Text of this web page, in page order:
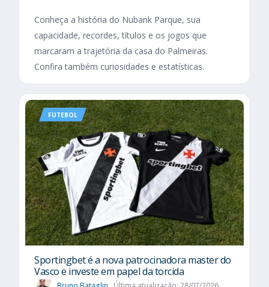
Conheça a história do Nubank Parque, sua
capacidade, recordes, títulos e os jogos que
marcaram a trajetória da casa do Palmeiras.
Confira também curiosidades e estatísticas.
FUTEBOL
Sportingbet é a nova patrocinadora master do
Vasco e investe em papel da torcida